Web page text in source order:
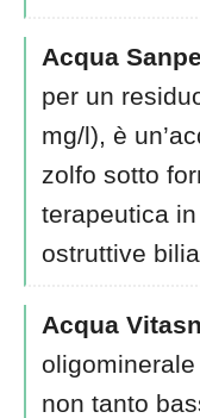
Acqua
per un
mg/l), è
zolfo sotto
terapeutica
ostruttive
Acqua
non tanto